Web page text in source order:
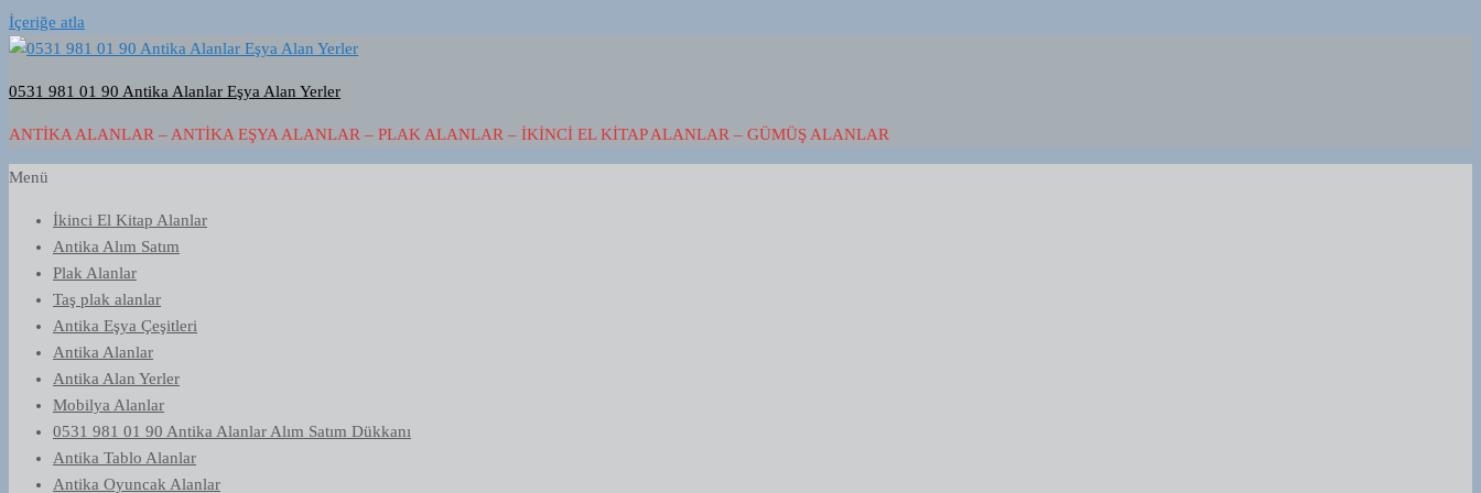
İçeriğe atla
0531 981 01 90 Antika Alanlar Eşya Alan Yerler
ANTIKA ALANLAR – ANTIKA EŞYA ALANLAR – PLAK ALANLAR – İKINCI EL KITAP ALANLAR – GÜMÜŞ ALANLAR
Menü
İkinci El Kitap Alanlar
Antika Alım Satım
Plak Alanlar
Taş plak alanlar
Antika Eşya Çeşitleri
Antika Alanlar
Antika Alan Yerler
Mobilya Alanlar
0531 981 01 90 Antika Alanlar Alım Satım Dükkanı
Antika Tablo Alanlar
Antika Oyuncak Alanlar